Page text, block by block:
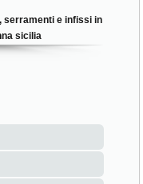
serramenti e infissi in
sicilia